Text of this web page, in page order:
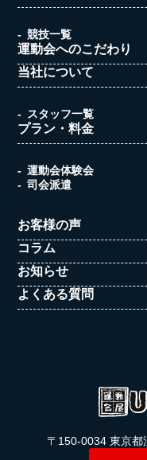
競技一覧
運動会へのこだわり
当社について
スタッフ一覧
プラン・料金
運動会体験会
司会派遣
お客様の声
コラム
お知らせ
よくある質問
〒150-0034 東京都